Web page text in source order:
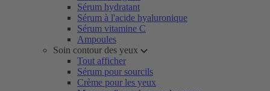
Sérum hydratant
Sérum à l'acide hyaluronique
Sérum vitamine C
Ampoules
Soin contour des yeux
Tout afficher
Sérum pour sourcils
Crème pour les yeux